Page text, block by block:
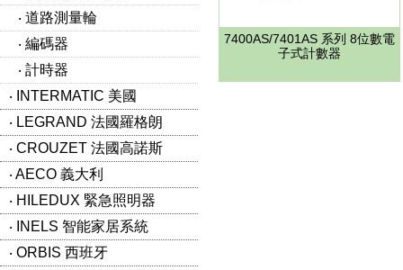
‧ 道路測量輪
‧ 編碼器
‧ 計時器
‧ INTERMATIC 美國
‧ LEGRAND 法國羅格朗
‧ CROUZET 法國高諾斯
‧ AECO 義大利
‧ HILEDUX 緊急照明器
‧ INELS 智能家居系統
‧ ORBIS 西班牙
7400AS/7401AS 系列 8位數電
子式計數器